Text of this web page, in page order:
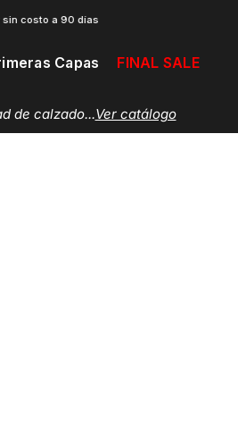
sin costo a 90 días
Capas FINAL SALE
de calzado...Ver catálogo